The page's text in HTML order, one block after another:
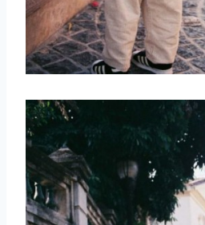
取消